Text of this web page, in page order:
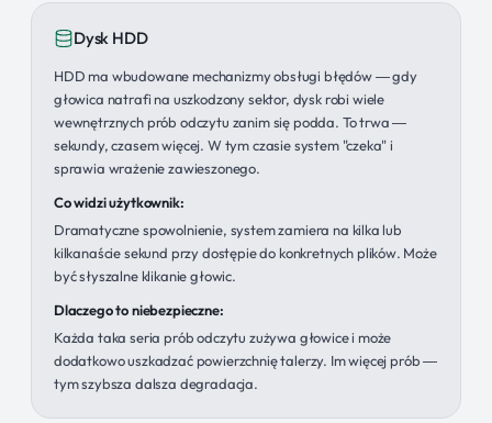
Dysk HDD
HDD ma wbudowane mechanizmy obsługi błędów — gdy
głowica natrafi na uszkodzony sektor, dysk robi wiele
wewnętrznych prób odczytu zanim się podda. To trwa —
sekundy, czasem więcej. W tym czasie system "czeka" i
sprawia wrażenie zawieszonego.
Co widzi użytkownik:
Dramatyczne spowolnienie, system zamiera na kilka lub
kilkanaście sekund przy dostępie do konkretnych plików. Może
być słyszalne klikanie głowic.
Dlaczego to niebezpieczne:
Każda taka seria prób odczytu zużywa głowice i może
dodatkowo uszkadzać powierzchnię talerzy. Im więcej prób —
tym szybsza dalsza degradacja.